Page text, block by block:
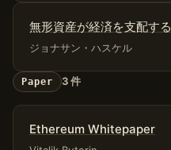
無形資産が経済を支配する
ジョナサン・ハスケル
Paper 3 件
Ethereum Whitepaper